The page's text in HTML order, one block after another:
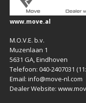
www.move.al
M.O.V.E. b.v.
Muzenlaan 1
5631 GA, Eindhoven
Telefoon: 040-2407031
Email: info@move-nl.com
Dealer Website: